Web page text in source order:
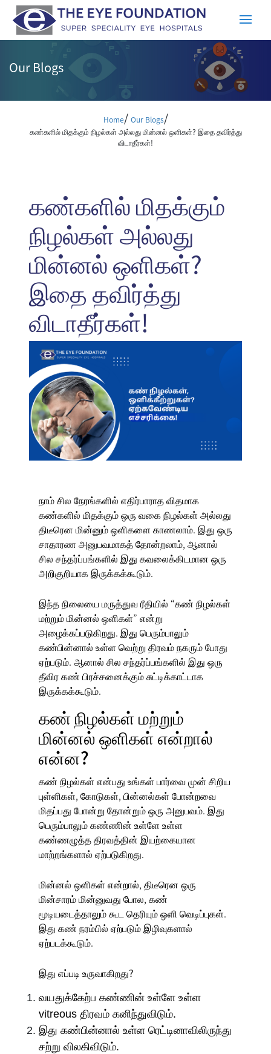
Our Blogs
Home/ Our Blogs/
கண்களில் மிதக்கும் நிழல்கள் அல்லது மின்னல் ஒளிகள்? இதை தவிர்த்து
விடாதீர்கள்!
கண்களில் மிதக்கும்
நிழல்கள் அல்லது
மின்னல் ஒளிகள்?
இதை தவிர்த்து
விடாதீர்கள்!
நாம் சில நேரங்களில் எதிர்பாராத விதமாக
கண்களில் மிதக்கும் ஒரு வகை நிழல்கள் அல்லது
திடீரென மின்னும் ஒளிகளை காணலாம். இது ஒரு
சாதாரண அனுபவமாகத் தோன்றலாம், ஆனால்
சில சந்தர்ப்பங்களில் இது கவலைக்கிடமான ஒரு
அறிகுறியாக இருக்கக்கூடும்.
இந்த நிலையை மருத்துவ ரீதியில் “கண் நிழல்கள்
மற்றும் மின்னல் ஒளிகள்” என்று
அழைக்கப்படுகிறது. இது பெரும்பாலும்
கண்பின்னால் உள்ள வெற்று திரவம்நகரும் போது
ஏற்படும். ஆனால் சில சந்தர்ப்பங்களில் இது ஒரு
தீவிர கண் பிரச்சனைக்கும் சுட்டிக்காட்டாக
இருக்கக்கூடும்.
கண் நிழல்கள் மற்றும்
மின்னல் ஒளிகள் என்றால்
என்ன?
கண் நிழல்கள் என்பது உங்கள் பார்வை முன் சிறிய
புள்ளிகள், கோடுகள், பின்னல்கள் போன்றவை
மிதப்பது போன்று தோன்றும் ஒரு அனுபவம். இது
பெரும்பாலும் கண்ணின் உள்ளே உள்ள
கண்ணழுத்த திரவத்தின் இயற்கையான
மாற்றங்களால் ஏற்படுகிறது.
மின்னல் ஒளிகள் என்றால், திடீரென ஒரு
மின்சாரம் மின்னுவது போல, கண்
மூடியடைத்தாலும் கூட தெரியும் ஒளி வெடிப்புகள்.
இது கண் நரம்பில் ஏற்படும் இழிவுகளால்
ஏற்படக்கூடும்.
இது எப்படி உருவாகிறது?
வயதுக்கேற்ப கண்ணின் உள்ளே உள்ள
vitreous திரவம் கனிந்துவிடும்.
இது கண்பின்னால் உள்ள ரெட்டினாவிலிருந்து
சற்று விலகிவிடும்.